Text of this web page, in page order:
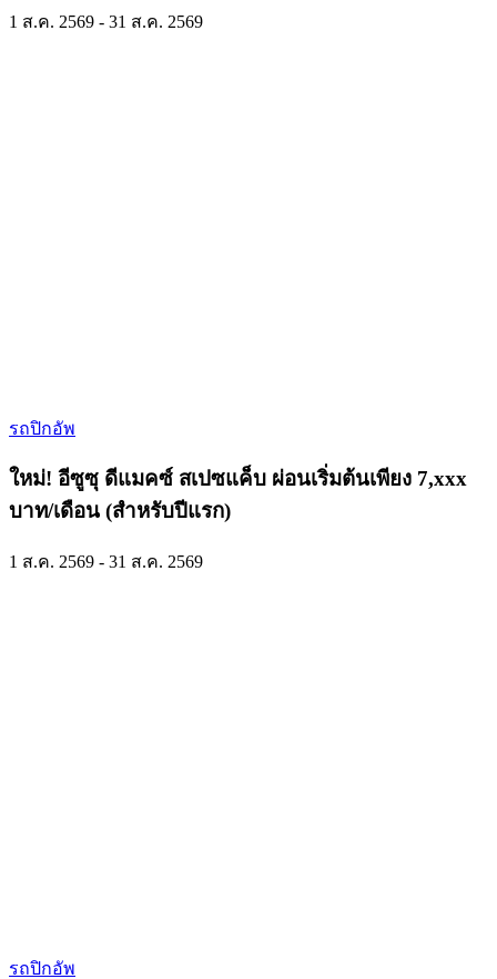
1 ส.ค. 2569 - 31 ส.ค. 2569
รถปิกอัพ
ใหม่! อีซูซุ ดีแมคซ์ สเปซแค็บ ผ่อนเริ่มต้นเพียง 7,xxx
บาท/เดือน (สำหรับปีแรก)
1 ส.ค. 2569 - 31 ส.ค. 2569
รถปิกอัพ